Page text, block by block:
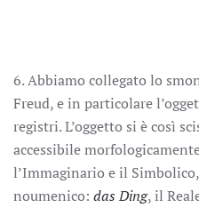
6. Abbiamo collegato lo
Freud, e in particolare
registri. L’oggetto si è così
accessibile
l’Immaginario e il
noumenico: das Ding, il